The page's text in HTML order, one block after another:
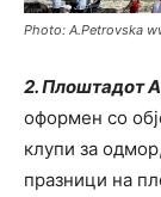
Photo: A.Petrovska
2. Плоштадот
оформен со
клупи за
празници на